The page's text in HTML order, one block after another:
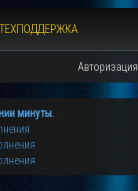
ТЕХПОДДЕРЖКА
Авторизация
минуты.